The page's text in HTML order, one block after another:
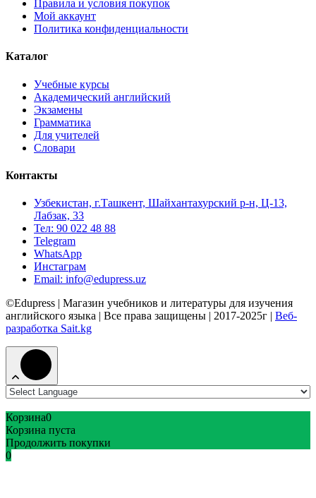
Правила и условия покупок
Мой аккаунт
Политика конфиденциальности
Каталог
Учебные курсы
Академический английский
Экзамены
Грамматика
Для учителей
Словари
Контакты
Узбекистан, г.Ташкент, Шайхантахурский р-н, Ц-13,
Лабзак, 33
Тел: 90 022 48 88
Telegram
WhatsApp
Инстаграм
Email: info@edupress.uz
©Edupress | Магазин учебников и литературы для изучения
английского языка | Все права защищены | 2017-2025г | Веб-
разработка Sait.kg
Корзина0
Корзина пуста
Продолжить покупки
0